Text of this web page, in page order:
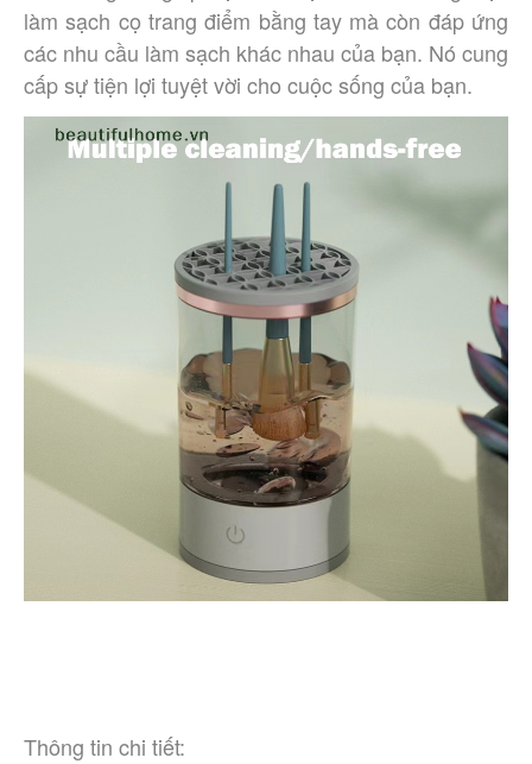
làm sạch cọ trang điểm bằng tay mà còn đáp ứng
các nhu cầu làm sạch khác nhau của bạn. Nó cung
cấp sự tiện lợi tuyệt vời cho cuộc sống của bạn.
Thông tin chi tiết: